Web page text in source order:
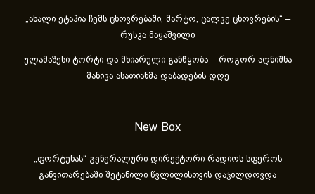
„ახა­ლი ეტა­პია ჩემს ცხოვ­რე­ბა­ში, მარ­ტო, ცალ­კე ცხოვ­რე­ბის“ –
რუსკა მაყაშვილი
ულამაზესი ტორტი და მხიარული განწყობა – როგორ აღნიშნა
მანიკა ასათიანმა დაბადების დღე
New Box
„ფორტუნას“ გენერალური დირექტორი რადიოს სფეროს
განვითარებაში შეტანილი წვლილისთვის დაჯილდოვდა